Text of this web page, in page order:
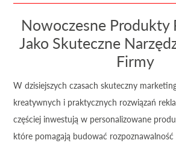
Nowoczesne Produkty
Jako Skuteczne
Firmy
W dzisiejszych czasach skuteczny
kreatywnych i praktycznych rozwiązań
częściej inwestują w personalizowane
które pomagają budować rozpoznawalność